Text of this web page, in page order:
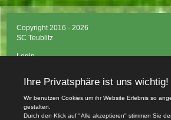
Copyright 2016 - 2026
SC Teublitz
Login
Impressum
Datenschutzerklärung
Teamsports 2